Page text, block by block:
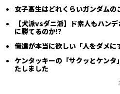
女子高生はどれくらいガンダムの
【犬派vsダニ派】ド素人もハン
に勝てるのか!?
俺達が本当に欲しい「人をダメ
ケンタッキーの「サクッとケン
たしました